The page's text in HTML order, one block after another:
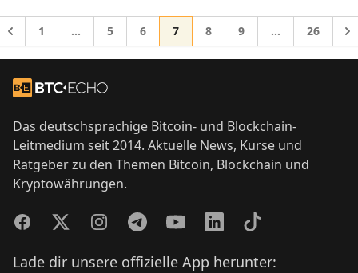
Gehe zu
Gehe zur Seite
1 Zwischenseiten weggelassen
… Gehe zur Seite
5 Gehe zur Seite
6 Gehe zur Seite
7 Gehe zur Seite
8 Gehe zur Seite
9 … Gehe
26
Zur Startseite
Das deutschsprachige Bitcoin- und Blockchain-
Leitmedium seit 2014. Aktuelle News, Kurse und
Ratgeber zu den Themen Bitcoin, Blockchain und
Kryptowährungen.
FacebookTwitterInstagramTelegramYouTubeLinkedInTikTok
Lade dir unsere offizielle App herunter: